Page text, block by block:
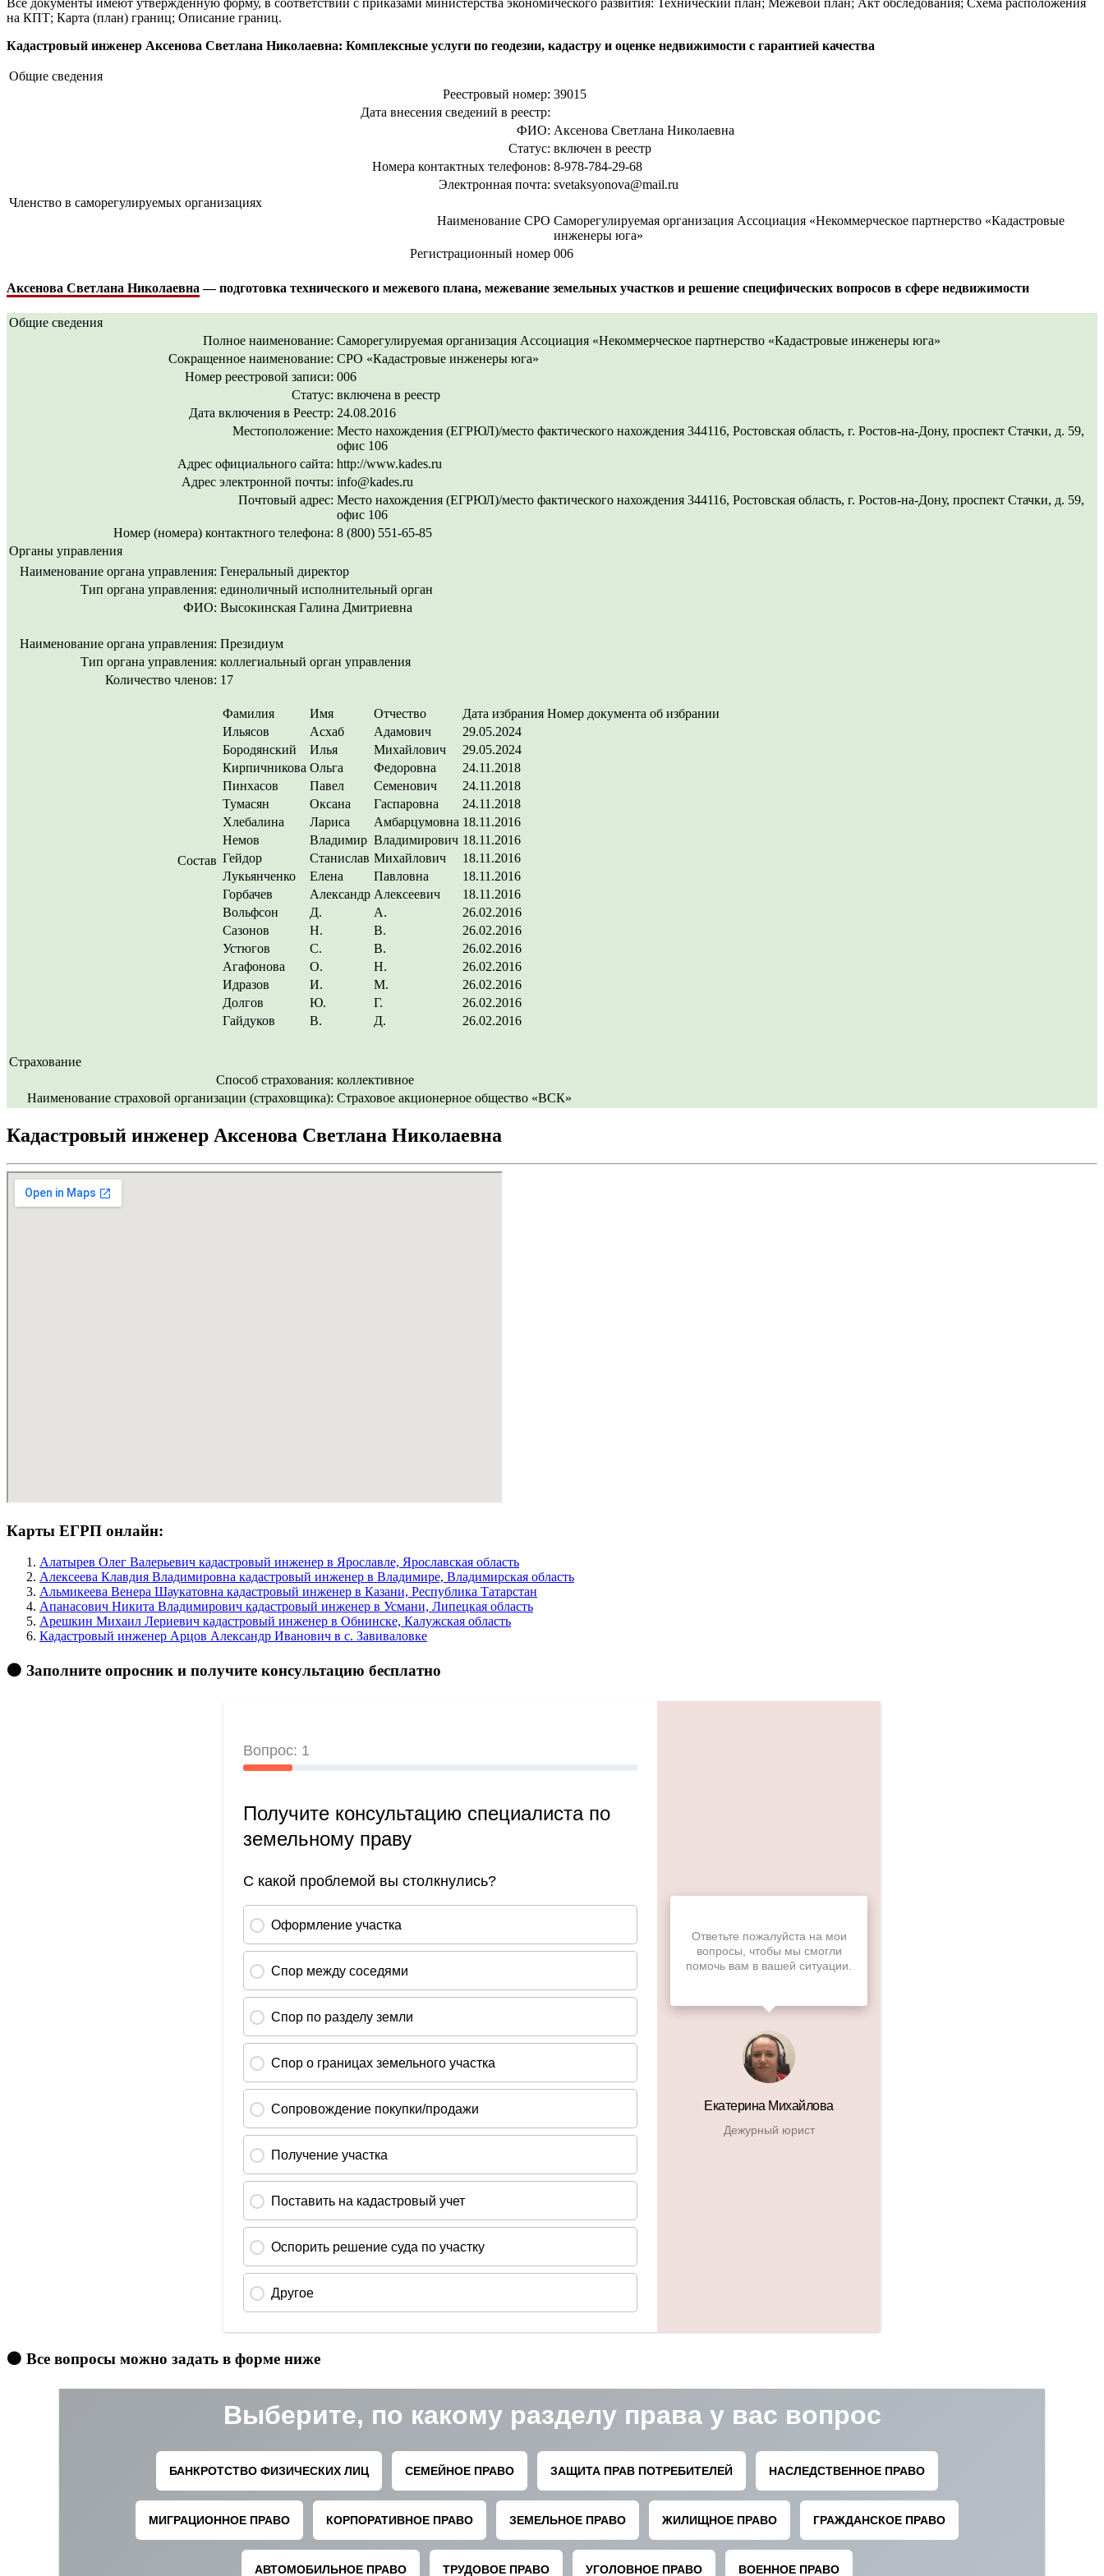
на КПТ; Карта (план) границ; Описание границ.
Кадастровый инженер Аксенова Светлана Николаевна: Комплексные услуги по геодезии, кадастру и оценке недвижимости с гарантией качества
Общие сведения
Реестровый номер: 39015
Дата внесения сведений в реестр:
ФИО: Аксенова Светлана Николаевна
Статус: включен в реестр
Номера контактных телефонов: 8-978-784-29-68
Электронная почта: svetaksyonova@mail.ru
Членство в саморегулируемых организациях
Наименование СРО Саморегулируемая организация Ассоциация «Некоммерческое партнерство «Кадастровые
инженеры юга»
Регистрационный номер 006
Аксенова Светлана Николаевна — подготовка технического и межевого плана, межевание земельных участков и решение специфических вопросов в сфере недвижимости
Общие сведения
Полное наименование: Саморегулируемая организация Ассоциация «Некоммерческое партнерство «Кадастровые инженеры юга»
Сокращенное наименование: СРО «Кадастровые инженеры юга»
Номер реестровой записи: 006
Статус: включена в реестр
Дата включения в Реестр: 24.08.2016
Местоположение: Место нахождения (ЕГРЮЛ)/место фактического нахождения 344116, Ростовская область, г. Ростов-на-Дону, проспект Стачки, д. 59,
офис 106
Адрес официального сайта: http://www.kades.ru
Адрес электронной почты: info@kades.ru
Почтовый адрес: Место нахождения (ЕГРЮЛ)/место фактического нахождения 344116, Ростовская область, г. Ростов-на-Дону, проспект Стачки, д. 59,
офис 106
Номер (номера) контактного телефона: 8 (800) 551-65-85
Органы управления
Наименование органа управления: Генеральный директор
Тип органа управления: единоличный исполнительный орган
ФИО: Высокинская Галина Дмитриевна
Наименование органа управления: Президиум
Тип органа управления: коллегиальный орган управления
Количество членов: 17
Состав
Фамилия Имя Отчество Дата избрания Номер документа об избрании
Ильясов
Асхаб Адамович
29.05.2024
Бородянский
Илья Михайлович
29.05.2024
Кирпичникова Ольга Федоровна
24.11.2018
Пинхасов
Павел Семенович
24.11.2018
Тумасян
Оксана Гаспаровна
24.11.2018
Хлебалина
Лариса Амбарцумовна 18.11.2016
Немов
Владимир Владимирович 18.11.2016
Гейдор
Станислав Михайлович
18.11.2016
Лукьянченко
Елена Павловна
18.11.2016
Горбачев
Александр Алексеевич
18.11.2016
Вольфсон
Д. А.
26.02.2016
Сазонов
Н. В.
26.02.2016
Устюгов
С. В.
26.02.2016
Агафонова
О. Н.
26.02.2016
Идразов
И. М.
26.02.2016
Долгов
Ю. Г.
26.02.2016
Гайдуков
В. Д. 26.02.2016
Страхование
Способ страхования: коллективное
Наименование страховой организации (страховщика): Страховое акционерное общество «ВСК»
Кадастровый инженер Аксенова Светлана Николаевна
Карты ЕГРП онлайн:
Алатырев Олег Валерьевич кадастровый инженер в Ярославле, Ярославская область
Алексеева Клавдия Владимировна кадастровый инженер в Владимире, Владимирская область
Альмикеева Венера Шаукатовна кадастровый инженер в Казани, Республика Татарстан
Апанасович Никита Владимирович кадастровый инженер в Усмани, Липецкая область
Арешкин Михаил Лериевич кадастровый инженер в Обнинске, Калужская область
Кадастровый инженер Арцов Александр Иванович в c. Завиваловке
🟠 Заполните опросник и получите консультацию бесплатно
🟠 Все вопросы можно задать в форме ниже